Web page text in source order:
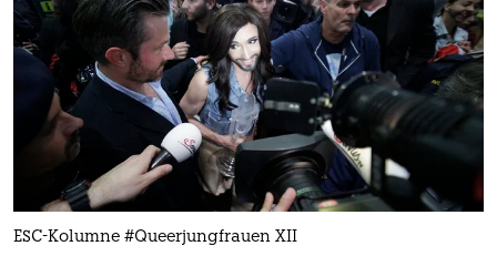
ESC-Kolumne #Queerjungfrauen XII